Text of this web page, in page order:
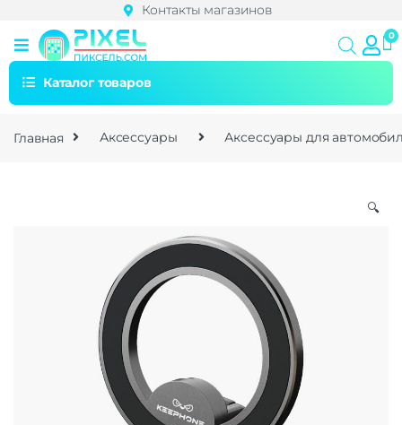
Контакты магазинов
Каталог товаров
Главная Аксессуары Аксессуары для
🔍